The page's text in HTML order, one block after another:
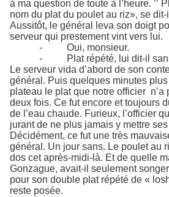
à ma question de toute à l’heure. ’’
nom du plat du poulet au riz», se
Aussitôt, le général leva son doigt
serveur qui prestement vint vers lui.
-
Oui, monsieur.
-
Plat répété, lui dit-il
Le serveur vida d’abord de son
général. Puis quelques minutes
plateau le plat que notre officier n’a
deux fois. Ce fut encore et toujours
de l’eau chaude. Furieux, l’officier
jurant de ne plus jamais y mettre ses
Décidément, ce fut une très
général. Un jour sans. Le poulet au
dos cet après-midi-là. Et de quelle
Gonzague, avait-il seulement
pour son double plat répété de «
reste posée.